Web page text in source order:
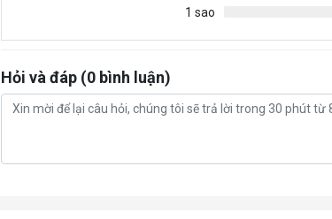
1 sao
Hỏi và đáp (0 bình luận)